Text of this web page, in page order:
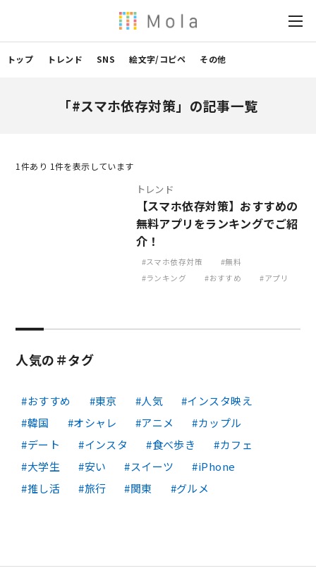
トップ トレンド SNS 絵文字/コピペ その他
「#スマホ依存対策」の記事一覧
1 件あり 1件を表示しています
トレンド
【スマホ依存対策】おすすめの
無料アプリをランキングでご紹
介！
スマホ依存対策
無料
ランキング
おすすめ アプリ
人気の＃タグ
おすすめ 東京 人気
インスタ映え
韓国
オシャレ アニメ
カップル
デート
インスタ 食べ歩き
カフェ
大学生
安い スイーツ
iPhone
推し活
旅行 関東 グルメ